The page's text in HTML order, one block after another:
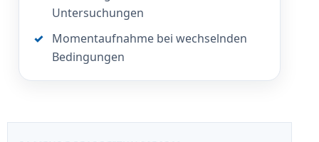
Untersuchungen
Momentaufnahme bei wechselnden
Bedingungen